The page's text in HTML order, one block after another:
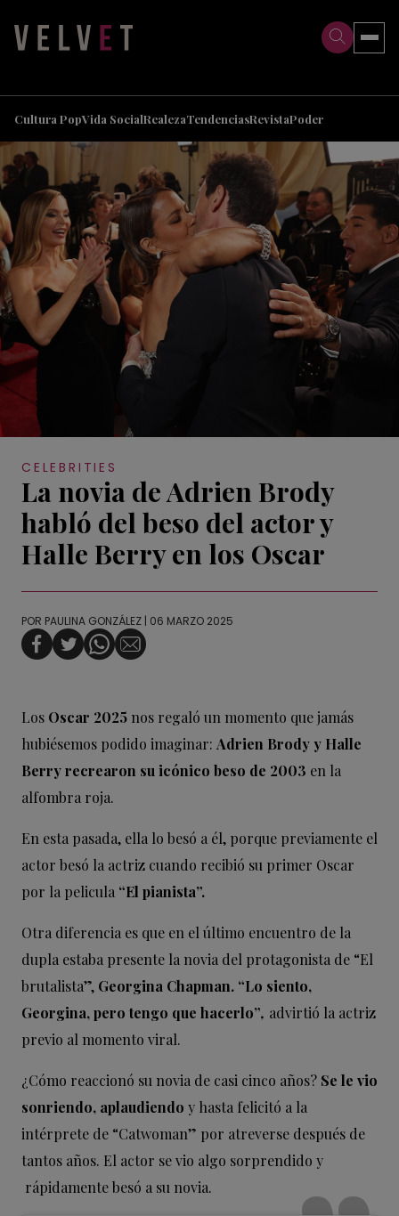
Cultura PopVida SocialRealezaTendenciasRevistaPoder
CELEBRITIES
La novia de Adrien Brody
habló del beso del actor y
Halle Berry en los Oscar
POR PAULINA GONZÁLEZ | 06 MARZO 2025
Los Oscar 2025 nos regaló un momento que jamás
hubiésemos podido imaginar: Adrien Brody y Halle
Berry recrearon su icónico beso de 2003 en la
alfombra roja.
En esta pasada, ella lo besó a él, porque previamente el
actor besó la actriz cuando recibió su primer Oscar
por la pelicula “El pianista”.
Otra diferencia es que en el último encuentro de la
dupla estaba presente la novia del protagonista de “El
brutalista”, Georgina Chapman. “Lo siento,
Georgina, pero tengo que hacerlo”, advirtió la actriz
previo al momento viral.
¿Cómo reaccionó su novia de casi cinco años? Se le vio
sonriendo, aplaudiendo y hasta felicitó a la
intérprete de “Catwoman” por atreverse después de
tantos años. El actor se vio algo sorprendido y
rápidamente besó a su novia.